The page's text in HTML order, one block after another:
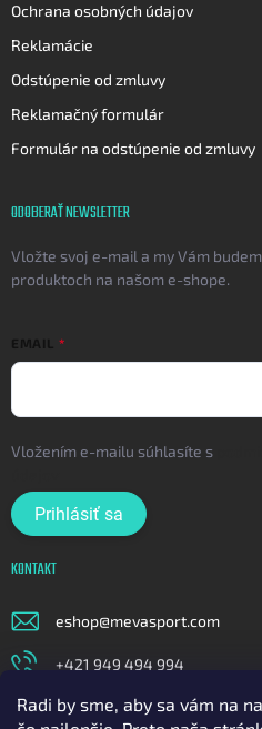
Radi by sme, aby sa vám na
Ochrana osobných údajov
Reklamácie
Odstúpenie od zmluvy
Reklamačný formulár
Formulár na odstúpenie od zmluvy
ODOBERAŤ NEWSLETTER
Vložte svoj e-mail a my Vám
produktoch na našom e-shope.
EMAIL
Vložením e-mailu súhlasíte s
Prihlásiť sa
KONTAKT
eshop@mevasport.com
+421 949 494 994
https://